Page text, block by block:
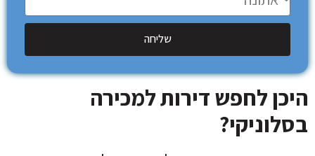
שליחה
היכן לחפש דירות למכירה
בסלוניקי?